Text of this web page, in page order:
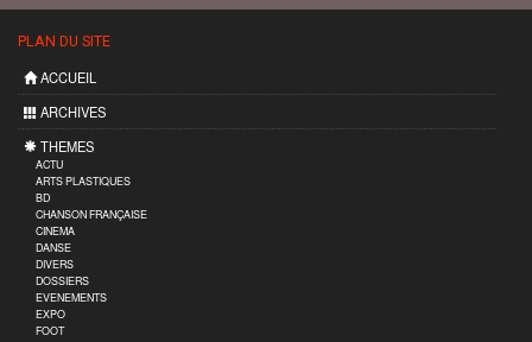
PLAN DU SITE
ACCUEIL
ARCHIVES
THEMES
ACTU
ARTS PLASTIQUES
BD
CHANSON FRANÇAISE
CINEMA
DANSE
DIVERS
DOSSIERS
EVENEMENTS
EXPO
FOOT